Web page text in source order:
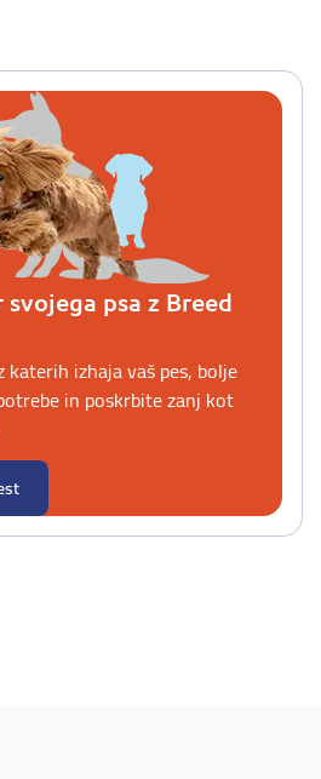
psa z Breed
katerih izhaja vaš pes, bolje
in poskrbite zanj kot